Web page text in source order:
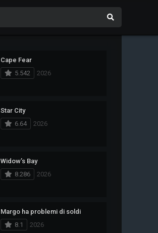
Cape Fear
5.542
2026
Star City
6.64
2026
Widow’s Bay
8.286
2026
Margo ha problemi di soldi
8.1
2026